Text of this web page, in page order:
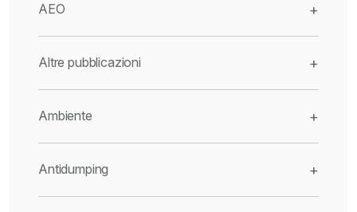
AEO +
Altre pubblicazioni +
Ambiente +
Antidumping +